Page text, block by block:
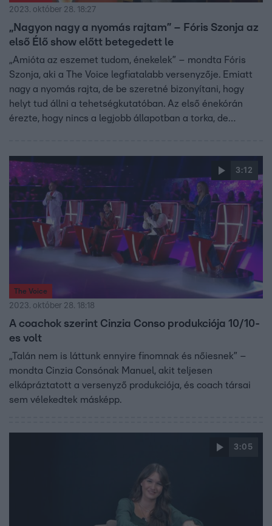
2023. október 28. 18:27
„Nagyon nagy a nyomás rajtam” – Fóris Szonja az
első Élő show előtt betegedett le
„Amióta az eszemet tudom, énekelek” – mondta Fóris
Szonja, aki a The Voice legfiatalabb versenyzője. Emiatt
nagy a nyomás rajta, de be szeretné bizonyítani, hogy
helyt tud állni a tehetségkutatóban. Az első énekórán
érezte, hogy nincs a legjobb állapotban a torka, de
show-ra.
3:12
The Voice
2023. október 28. 18:18
A coachok szerint Cinzia Conso produkciója 10/10-
es volt
„Talán nem is láttunk ennyire finomnak és nőiesnek” –
mondta Cinzia Consónak Manuel, akit teljesen
elkápráztatott a versenyző produkciója, és coach társai
sem vélekedtek másképp.
3:05